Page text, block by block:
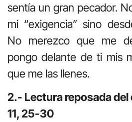
sentía un gran pecador.
mi “exigencia” sino
No merezco que me
pongo delante de ti mis
que me las llenes.
2.- Lectura reposada
11, 25-30